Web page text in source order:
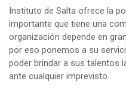
Instituto de Salta ofrece la
importante que tiene una
organización depende en
por eso ponemos a su
poder brindar a sus talentos
ante cualquier imprevisto.